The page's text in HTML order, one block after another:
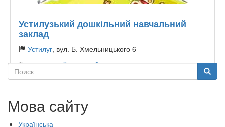
Устилузький дошкільний навчальний
заклад
Устилуг, вул. Б. Хмельницького 6
Тип садочку:Державний
Поиск Поиск
Мова сайту
Українська